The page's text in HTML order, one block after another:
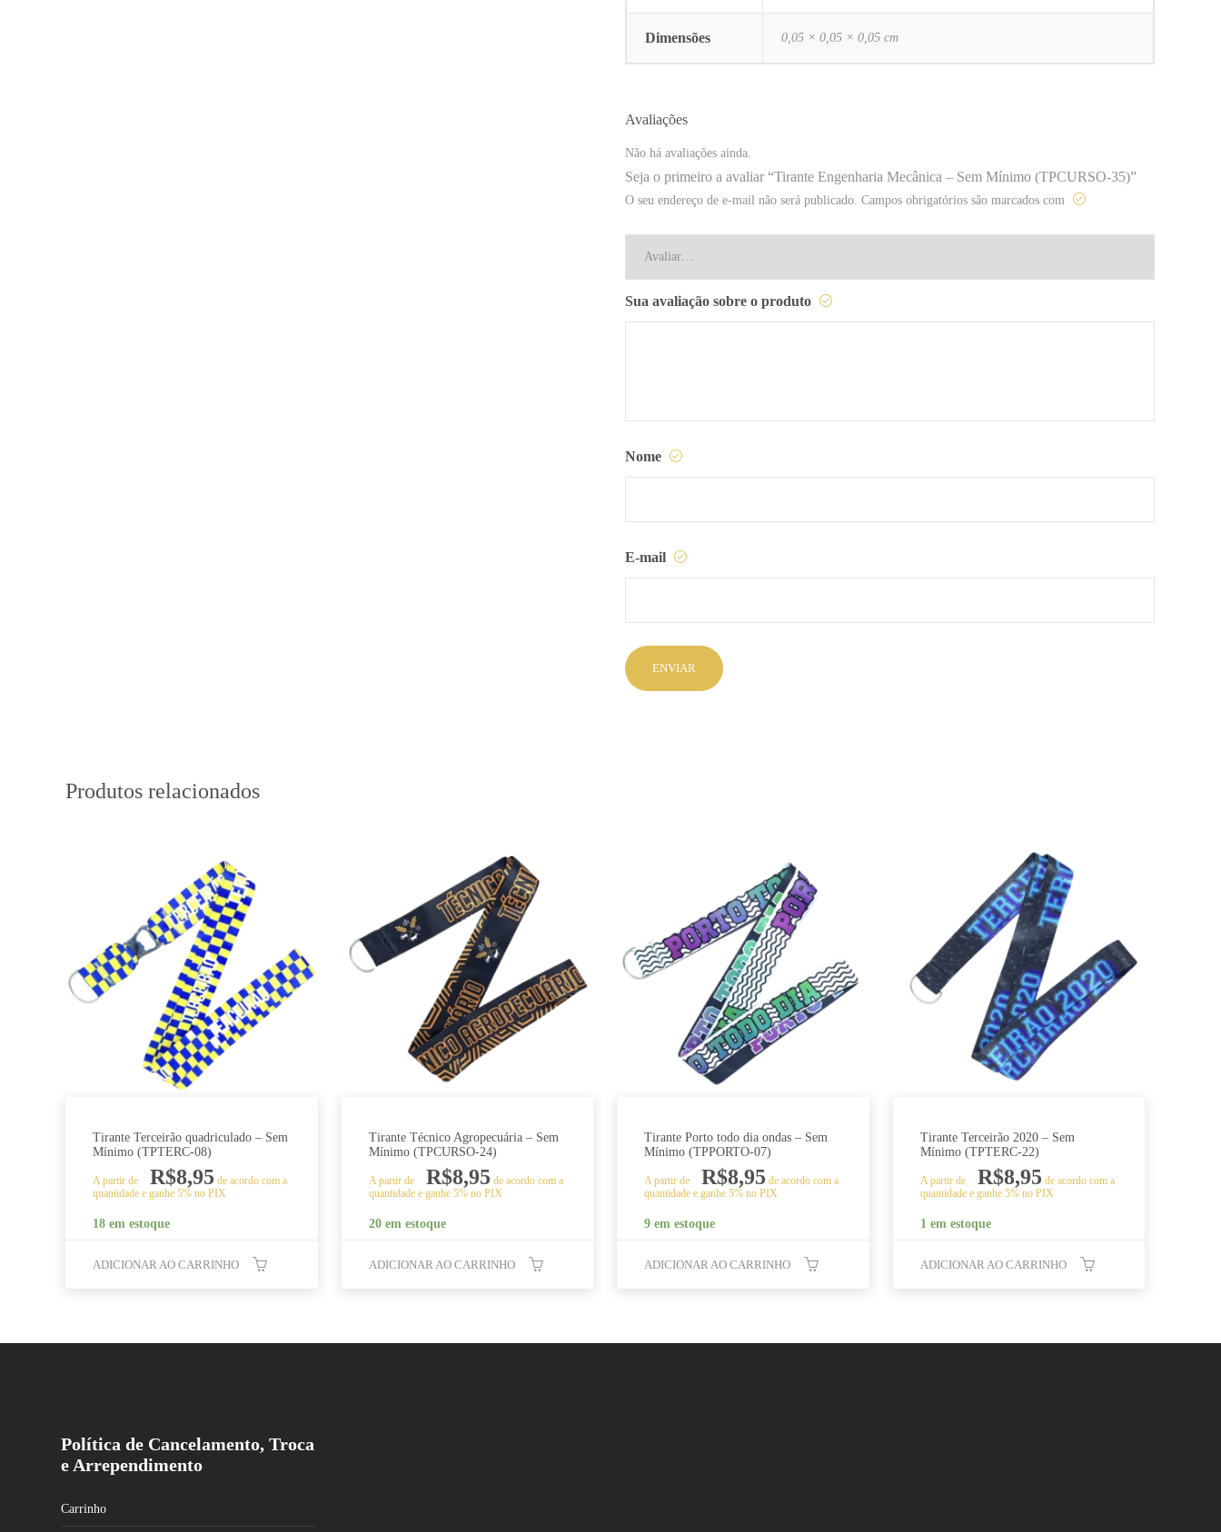
Dimensões 0,05 × 0,05 × 0,05 cm
Avaliações
Não há avaliações ainda.
Seja o primeiro a avaliar “Tirante Engenharia Mecânica – Sem Mínimo (TPCURSO-35)”
O seu endereço de e-mail não será publicado. Campos obrigatórios são marcados com
Sua avaliação sobre o produto
Nome
E-mail
Produtos relacionados
Tirante Terceirão quadriculado – Sem
Mínimo (TPTERC-08)
A partir de R$8,95 de acordo com a
quantidade e ganhe 5% no PIX
18 em estoque
ADICIONAR AO CARRINHO
Tirante Técnico Agropecuária – Sem
Mínimo (TPCURSO-24)
A partir de R$8,95 de acordo com a
quantidade e ganhe 5% no PIX
20 em estoque
ADICIONAR AO CARRINHO
Tirante Porto todo dia ondas – Sem
Mínimo (TPPORTO-07)
A partir de R$8,95 de acordo com a
quantidade e ganhe 5% no PIX
9 em estoque
ADICIONAR AO CARRINHO
Tirante Terceirão 2020 – Sem
Mínimo (TPTERC-22)
A partir de R$8,95 de acordo com a
quantidade e ganhe 5% no PIX
1 em estoque
ADICIONAR AO CARRINHO
Política de Cancelamento, Troca
e Arrependimento
Carrinho